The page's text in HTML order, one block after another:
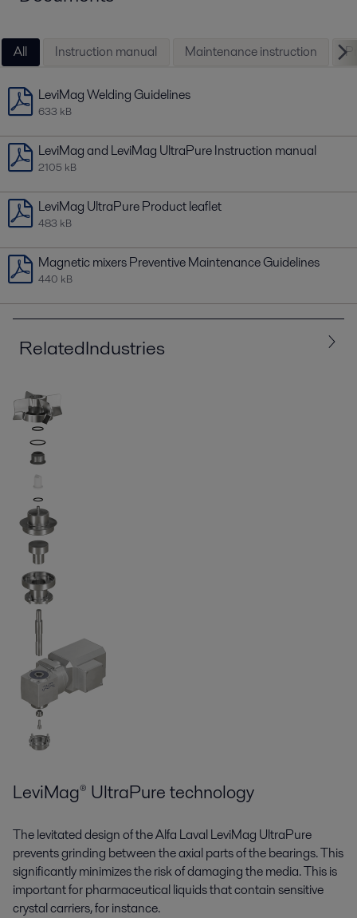
All Instruction manual Maintenance instruction
LeviMag Welding Guidelines
633 kB
LeviMag and LeviMag UltraPure Instruction manual
2105 kB
LeviMag UltraPure Product leaflet
483 kB
Magnetic mixers Preventive Maintenance Guidelines
440 kB
RelatedIndustries
All
Food and Beverage
Beverage processing
กระตือรือร้นที่จะลดการใช้พลังงานและน้ำ รวมถึงเพิ่มระดับสุขอนามัย
และคุณภาพของผลิตภัณฑ์? อุปกรณ์สำหรับผลิตเครื่องดื่มและวิธีการแก้
ปัญหา การผลิตของอัลฟา ลาวาลสามารถช่วยคุณได้
Biotechnology
LeviMag® UltraPure technology
The levitated design of the Alfa Laval LeviMag UltraPure
prevents grinding between the axial parts of the bearings. This
significantly minimizes the risk of damaging the media. This is
important for pharmaceutical liquids that contain sensitive
crystal carriers, for instance.